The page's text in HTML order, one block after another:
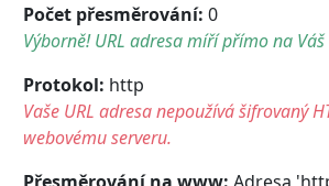
Počet přesměrování: 0
Výborně! URL adresa míří přímo na
Protokol: http
Vaše URL adresa nepoužívá šifrovaný
webovému serveru.